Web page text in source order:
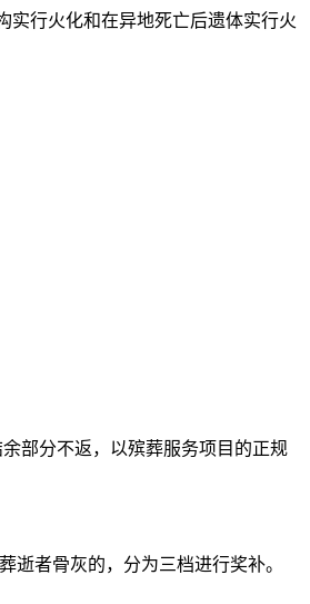
行火化和在异地死亡后遗体实行火
部分不返，以殡葬服务项目的正规
者骨灰的，分为三档进行奖补。